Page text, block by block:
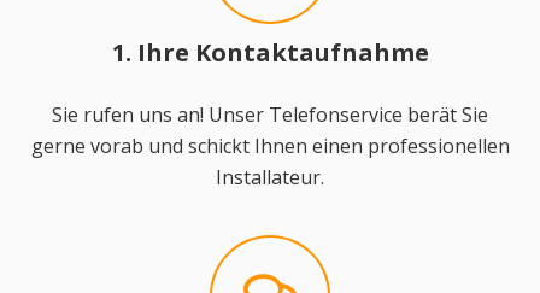
1. Ihre Kontaktaufnahme
Sie rufen uns an! Unser Telefonservice berät Sie
gerne vorab und schickt Ihnen einen professionellen
Installateur.